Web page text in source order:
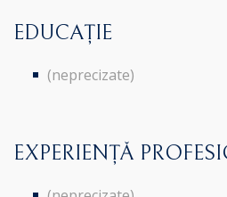
EDUCAȚIE
(neprecizate)
EXPERIENȚĂ